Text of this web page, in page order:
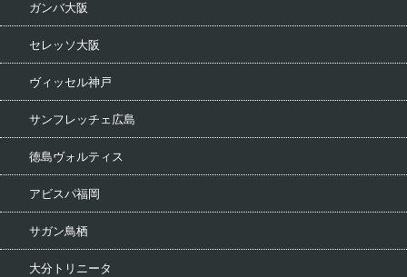
ガンバ大阪
セレッソ大阪
ヴィッセル神戸
サンフレッチェ広島
徳島ヴォルティス
アビスパ福岡
サガン鳥栖
大分トリニータ